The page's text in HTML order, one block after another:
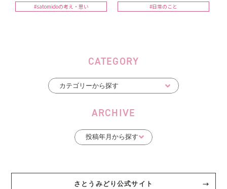
#satomidoの考え・思い #日常のこと
CATEGORY
ARCHIVE
さとうみどり公式サイト